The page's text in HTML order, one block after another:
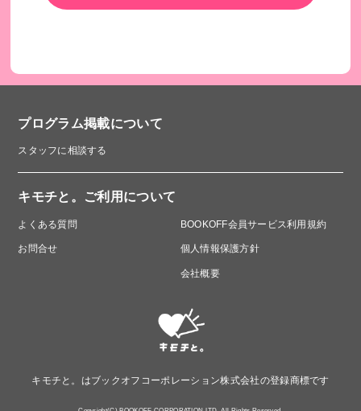
プログラム掲載について
スタッフに相談する
キモチと。ご利用について
よくある質問
お問合せ
BOOKOFF会員サービス利用規約
個人情報保護方針
会社概要
キモチと。はブックオフコーポレーション株式会社の登録商標です